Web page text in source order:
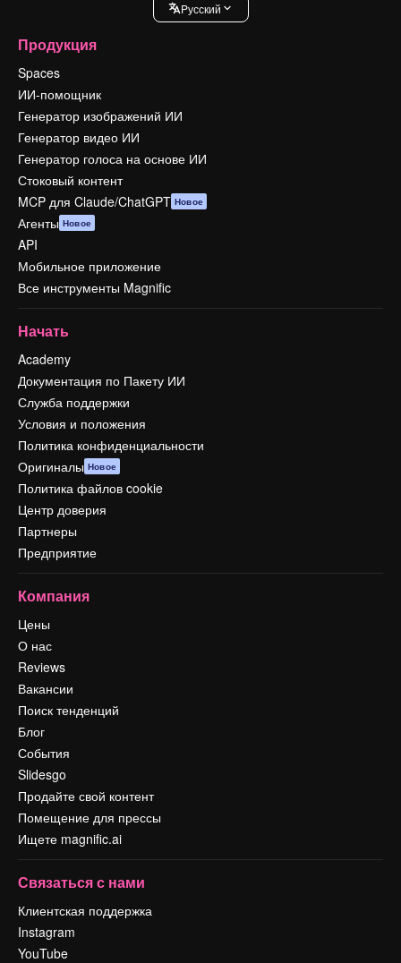
Pусский
Продукция
Spaces
ИИ-помощник
Генератор изображений ИИ
Генератор видео ИИ
Генератор голоса на основе ИИ
Стоковый контент
MCP для Claude/ChatGPT Новое
Агенты Новое
API
Мобильное приложение
Все инструменты Magnific
Начать
Academy
Документация по Пакету ИИ
Служба поддержки
Условия и положения
Политика конфиденциальности
Оригиналы Новое
Политика файлов cookie
Центр доверия
Партнеры
Предприятие
Компания
Цены
О нас
Reviews
Вакансии
Поиск тенденций
Блог
События
Slidesgo
Продайте свой контент
Помещение для прессы
Ищете magnific.ai
Связаться с нами
Клиентская поддержка
Instagram
YouTube